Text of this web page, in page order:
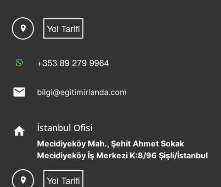
location_on Yol Tarifi
+353 89 279 9964
mail bilgi@egitimirlanda.com
home İstanbul Ofisi
Mecidiyeköy Mah., Şehit Ahmet Sokak
Mecidiyeköy İş Merkezi K:8/96 Şişli/İstanbul
location_on Yol Tarifi